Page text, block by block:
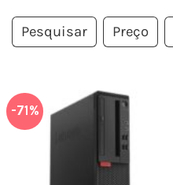
Pesquisar Preço
-71%